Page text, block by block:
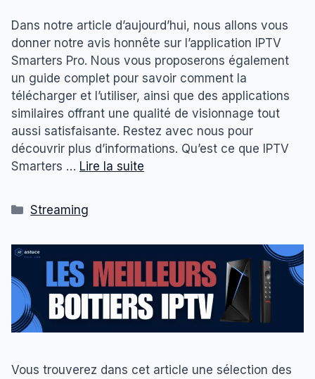
Dans notre article d’aujourd’hui, nous allons vous
donner notre avis honnête sur l’application IPTV
Smarters Pro. Nous vous proposerons également
un guide complet pour savoir comment la
télécharger et l’utiliser, ainsi que des applications
similaires offrant une qualité de visionnage tout
aussi satisfaisante. Restez avec nous pour
découvrir plus d’informations. Qu’est ce que IPTV
Smarters … Lire la suite
Catégories
Streaming
Vous trouverez dans cet article une sélection des